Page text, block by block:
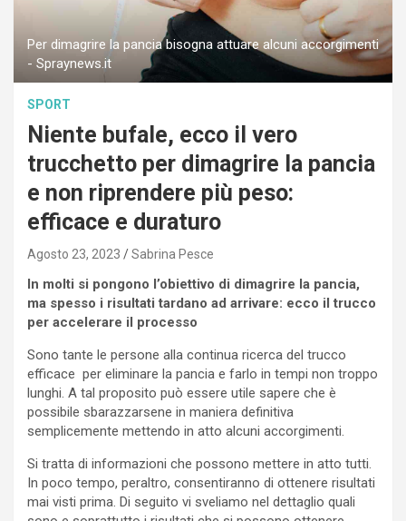
Per dimagrire la pancia bisogna attuare alcuni accorgimenti
- Spraynews.it
SPORT
Niente bufale, ecco il vero
trucchetto per dimagrire la pancia
e non riprendere più peso:
efficace e duraturo
Agosto 23, 2023 Sabrina Pesce
In molti si pongono l’obiettivo di dimagrire la pancia,
ma spesso i risultati tardano ad arrivare: ecco il trucco
per accelerare il processo
Sono tante le persone alla continua ricerca del trucco
efficace per eliminare la pancia e farlo in tempi non troppo
lunghi. A tal proposito può essere utile sapere che è
possibile sbarazzarsene in maniera definitiva
semplicemente mettendo in atto alcuni accorgimenti.
Si tratta di informazioni che possono mettere in atto tutti.
In poco tempo, peraltro, consentiranno di ottenere risultati
mai visti prima. Di seguito vi sveliamo nel dettaglio quali